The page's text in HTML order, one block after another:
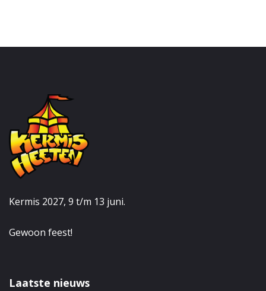
Kermis 2027, 9 t/m 13 juni.
Gewoon feest!
Laatste nieuws